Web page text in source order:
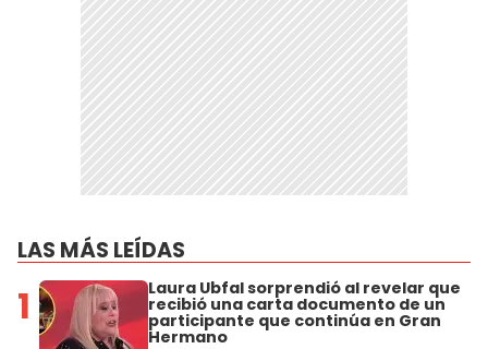
LAS MÁS LEÍDAS
1 Laura Ubfal sorprendió al revelar que
recibió una carta documento de un
participante que continúa en Gran
Hermano